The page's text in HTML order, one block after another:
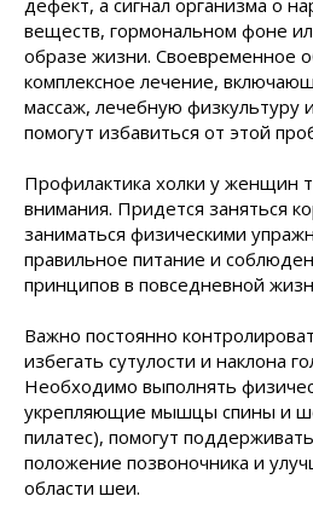
дефект, а сигнал организма о
веществ, гормональном фоне
образе жизни. Своевременное
комплексное лечение,
массаж, лечебную физкультуру
помогут избавиться от этой
Профилактика холки у женщин
внимания. Придется заняться
заниматься физическими
правильное питание и
принципов в повседневной
Важно постоянно
избегать сутулости и наклона
Необходимо выполнять
укрепляющие мышцы спины и
пилатес), помогут
положение позвоночника и
области шеи.